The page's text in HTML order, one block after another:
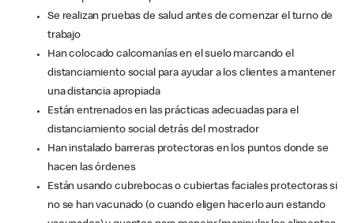
Se realizan pruebas de salud antes de comenzar el turno de
trabajo
Han colocado calcomanías en el suelo marcando el
distanciamiento social para ayudar a los clientes a mantener
una distancia apropiada
Están entrenados en las prácticas adecuadas para el
distanciamiento social detrás del mostrador
Han instalado barreras protectoras en los puntos donde se
hacen las órdenes
Están usando cubrebocas o cubiertas faciales protectoras si
no se han vacunado (o cuando eligen hacerlo aun estando